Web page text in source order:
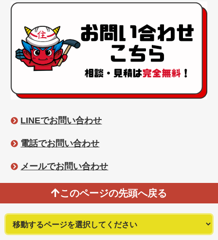
LINEでお問い合わせ
電話でお問い合わせ
メールでお問い合わせ
このページの先頭へ戻る